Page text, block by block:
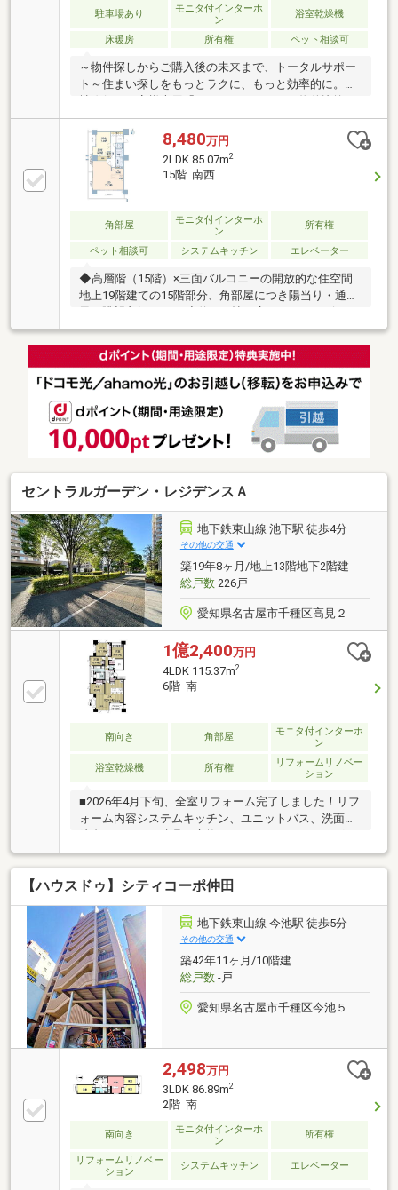
校 徒歩7分・マックスバリュ代官店 っと穂10分・
ヤマナカ白壁フランテ 徒歩15分・オアシス21 徒歩
12分まずはお電話・メールにてお気軽にお問合せ下さ
い！
駐車場あり
モニタ付インターホ
ン
浴室乾燥機
床暖房 所有権 ペット相談可
～物件探しからご購入後の未来まで、トータルサポー
ト～住まい探しをもっとラクに、もっと効率的に。弊
社発行のお客様専用「マイページ」なら、物件比較や
内見予約、周辺環境のチェックまでスマホで完結。よ
く行く場所へのルートや所要時間がわかる「Door to
Door機能」で、通勤・通学時間もスムーズに検索でき
ます。東宝ハウス名古屋中央では、物件のご紹介にと
どまらず、独自の会員サービス「TOHO HOUSE
CLUB」や「未来カレンダー」を活用したライフプラン
ニングを通じて、ご入居後もお客様の安心と豊かな暮
らしに寄り添い続けます。
8,480万円
2LDK 85.07m2
15階 南西
角部屋
モニタ付インターホ
ン
所有権
ペット相談可 システムキッチン エレベーター
◆高層階（15階）×三面バルコニーの開放的な住空間
地上19階建ての15階部分、角部屋につき陽当り・通
風・眺望良好です。 ◇約20.1帖の広々としたリビン
グ・ダイニングに加え、リビング側・洋室側・サービ
スバルコニーと、配慮の行き届いた設計となっていま
す。 ◆. 快適性と意匠性を高めた間取り変更（MENU
PLAN-1）広々とした玄関・廊下：廊下幅を拡張（有効
足入れのサイズ変更や人感センサー付き照明も配置さ
れています。
セントラルガーデン・レジデンスＡ
地下鉄東山線 池下駅 徒歩4分
その他の交通
築19年8ヶ月/地上13階地下2階建
総戸数226戸
愛知県名古屋市千種区高見２
1億2,400万円
4LDK 115.37m2
6階 南
南向き 角部屋
モニタ付インターホ
ン
浴室乾燥機 所有権
リフォームリノベー
ション
■2026年4月下旬、全室リフォーム完了しました！リフ
ォーム内容システムキッチン、ユニットバス、洗面化
粧台、トイレ、建具、交換しました！フローリング、
クロス、張替しました！■2住戸専用のエレベーター仕
様です■免震構造のマンションです■リングシャッター
付地下駐車場(35台空き有り2026年8月1日現在)■ディ
スポーザー機能あります■床暖房あります■複層ガラス
■ペット飼育可(規約有)■高見小学校まで徒歩約7分(約
560m)■若水中学校まで徒歩約8分(約640m)■成城石井
名古屋セントラルガーデン店まで徒歩約2分(約160m)
【ハウスドゥ】シティコーポ仲田
地下鉄東山線 今池駅 徒歩5分
その他の交通
築42年11ヶ月/10階建
総戸数-戸
愛知県名古屋市千種区今池５
2,498万円
3LDK 86.89m2
2階 南
南向き
モニタ付インターホ
ン
所有権
リフォームリノベー
ション
システムキッチン エレベーター